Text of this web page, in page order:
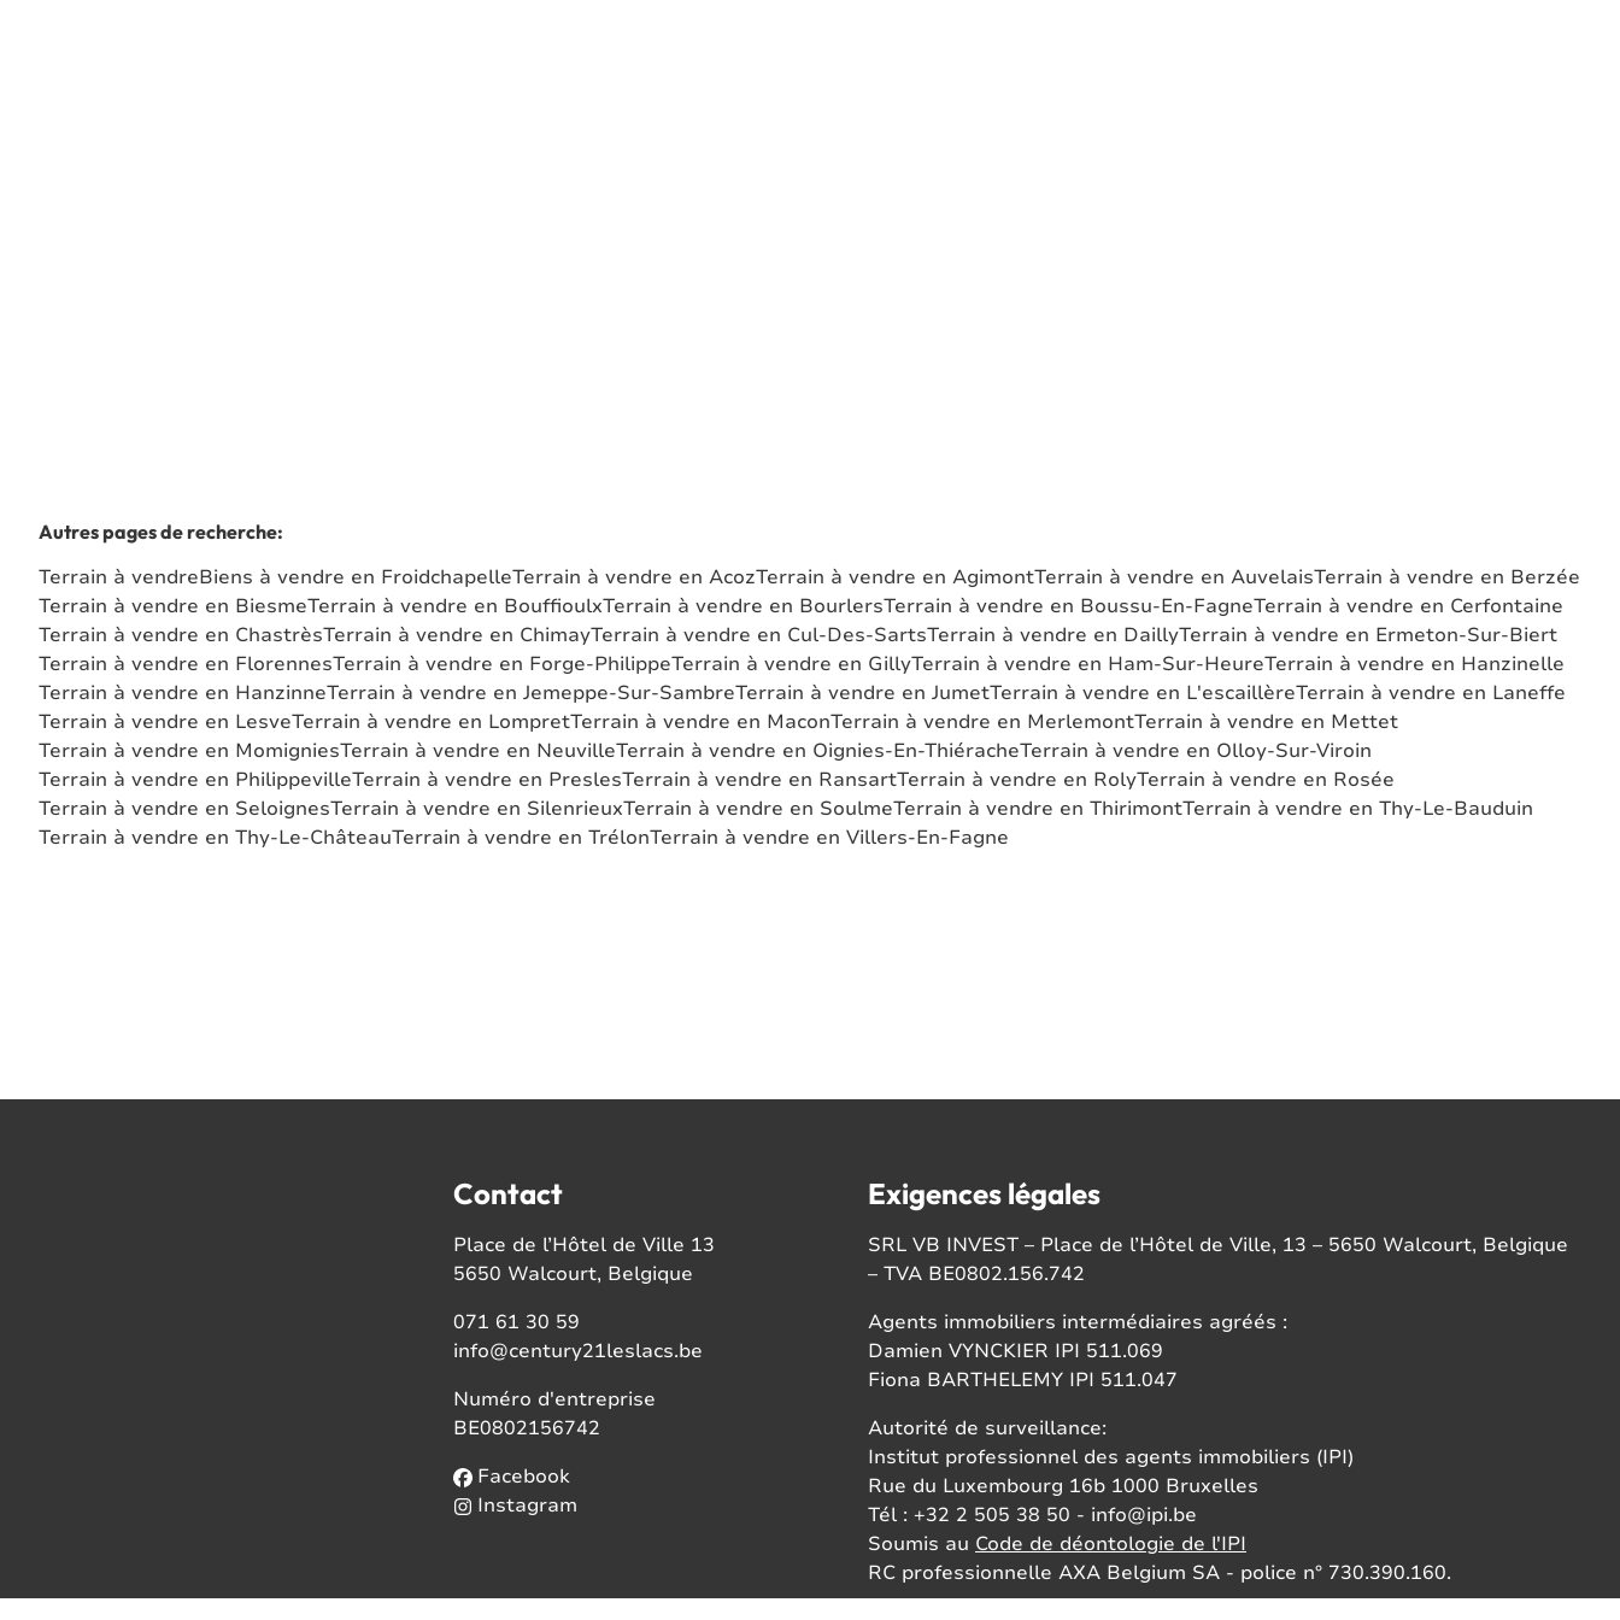
Autres pages de recherche:
Terrain à vendreBiens à vendre en FroidchapelleTerrain à vendre en AcozTerrain à vendre en AgimontTerrain à vendre en AuvelaisTerrain à vendre en Berzée
Terrain à vendre en BiesmeTerrain à vendre en BouffioulxTerrain à vendre en BourlersTerrain à vendre en Boussu-En-FagneTerrain à vendre en Cerfontaine
Terrain à vendre en ChastrèsTerrain à vendre en ChimayTerrain à vendre en Cul-Des-SartsTerrain à vendre en DaillyTerrain à vendre en Ermeton-Sur-Biert
Terrain à vendre en FlorennesTerrain à vendre en Forge-PhilippeTerrain à vendre en GillyTerrain à vendre en Ham-Sur-HeureTerrain à vendre en Hanzinelle
Terrain à vendre en HanzinneTerrain à vendre en Jemeppe-Sur-SambreTerrain à vendre en JumetTerrain à vendre en L'escaillèreTerrain à vendre en Laneffe
Terrain à vendre en LesveTerrain à vendre en LompretTerrain à vendre en MaconTerrain à vendre en MerlemontTerrain à vendre en Mettet
Terrain à vendre en MomigniesTerrain à vendre en NeuvilleTerrain à vendre en Oignies-En-ThiéracheTerrain à vendre en Olloy-Sur-Viroin
Terrain à vendre en PhilippevilleTerrain à vendre en PreslesTerrain à vendre en RansartTerrain à vendre en RolyTerrain à vendre en Rosée
Terrain à vendre en SeloignesTerrain à vendre en SilenrieuxTerrain à vendre en SoulmeTerrain à vendre en ThirimontTerrain à vendre en Thy-Le-Bauduin
Terrain à vendre en Thy-Le-ChâteauTerrain à vendre en TrélonTerrain à vendre en Villers-En-Fagne
Contact
Place de l’Hôtel de Ville 13
5650 Walcourt, Belgique
071 61 30 59
info@century21leslacs.be
Numéro d'entreprise
BE0802156742
Facebook
Instagram
Exigences légales
SRL VB INVEST – Place de l’Hôtel de Ville, 13 – 5650 Walcourt, Belgique
– TVA BE0802.156.742
Agents immobiliers intermédiaires agréés :
Damien VYNCKIER IPI 511.069
Fiona BARTHELEMY IPI 511.047
Autorité de surveillance:
Institut professionnel des agents immobiliers (IPI)
Rue du Luxembourg 16b 1000 Bruxelles
Tél : +32 2 505 38 50 - info@ipi.be
Soumis au Code de déontologie de l'IPI
RC professionnelle AXA Belgium SA - police n° 730.390.160.